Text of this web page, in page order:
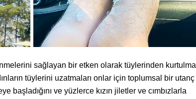
sağlayan bir etken olarak tüylerinden kurtulma
tüylerini uzatmaları onlar için toplumsal bir utanç
başladığını ve yüzlerce kızın jiletler ve cımbızlarla